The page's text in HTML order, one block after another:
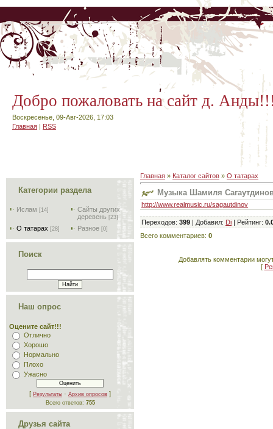
Добро пожаловать на сайт д.
Воскресенье, 09-Авг-2026, 17:03
Главная | RSS
Категории раздела
Ислам [14]
Сайты других
деревень [23]
О татарах [28] Разное [0]
Поиск
Наш опрос
Оцените сайт!!!
Отлично
Хорошо
Нормально
Плохо
Ужасно
[ Результаты · Архив опросов ]
Всего ответов: 755
Друзья сайта
Главная » Каталог сайтов » О татарах
Музыка Шамиля
http://www.realmusic.ru/sagautdinov
Переходов: 399 | Добавил: Di | Рейтинг:
Всего комментариев: 0
Добавлять комментарии
[